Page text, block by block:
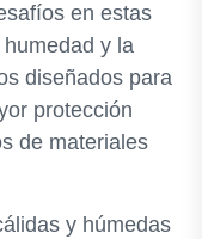
en estas
y la
diseñados para
protección
de materiales
y húmedas